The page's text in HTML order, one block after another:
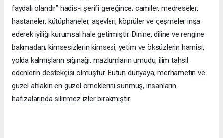
faydalı olandır” hadis-i şerifi gereğince; camiler, medreseler,
hastaneler, kütüphaneler, aşevleri, köprüler ve çeşmeler inşa
ederek iyiliği kurumsal hale getirmiştir. Dinine, diline ve rengine
bakmadan; kimsesizlerin kimsesi, yetim ve öksüzlerin hamisi,
yolda kalmışların sığınağı, mazlumların umudu, ilim tahsil
edenlerin destekçisi olmuştur. Bütün dünyaya, merhametin ve
güzel ahlakın en güzel örneklerini sunmuş, insanların
hafızalarında silinmez izler bırakmıştır.